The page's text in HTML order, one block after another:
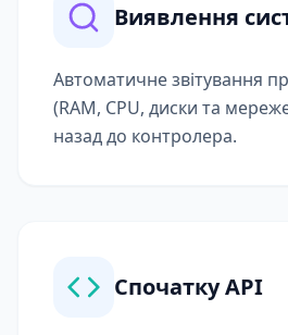
Виявлення
Автоматичне звітування
(RAM, CPU, диски та
назад до контролера.
Спочатку API